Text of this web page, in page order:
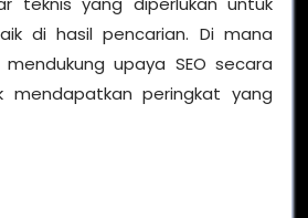
di hasil pencarian. Di mana
upaya SEO secara
mendapatkan peringkat yang